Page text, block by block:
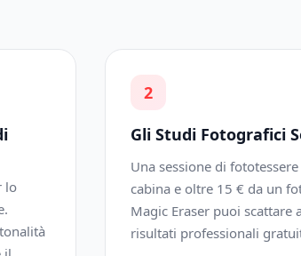
lo
2
Gli Studi Fotografici
Una sessione di
cabina e oltre 15 € da un
Magic Eraser puoi scattare
risultati professionali